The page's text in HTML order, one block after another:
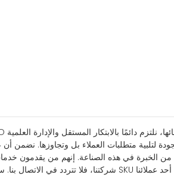
لتلبية متطلبات العملاء بل وتجاوزها. نضمن
الخبرة في هذه الصناعة. إنهم من يقدمون خدمات